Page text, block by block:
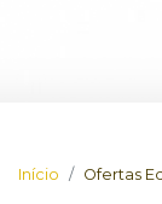
Início Ofertas